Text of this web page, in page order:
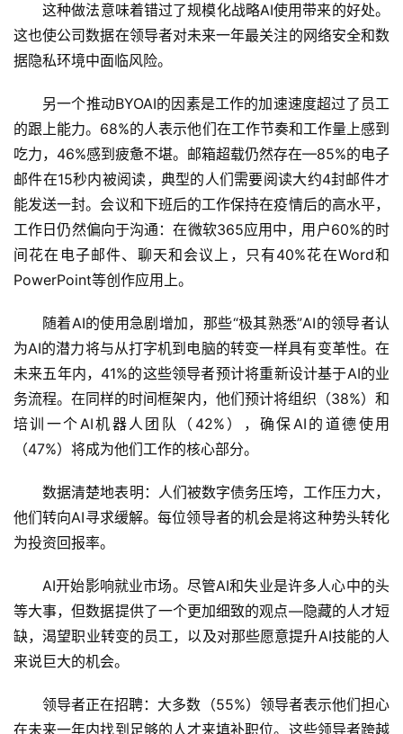
A
I
开
目
这种做法意味着错过了规模化战略AI使用带来的好处。
这也使公司数据在领导者对未来一年最关注的网络安全和数
据隐私环境中面临风险。
另一个推动BYOAI的因素是工作的加速速度超过了员工
的跟上能力。68%的人表示他们在工作节奏和工作量上感到
吃力，46%感到疲惫不堪。邮箱超载仍然存在—85%的电子
邮件在15秒内被阅读，典型的人们需要阅读大约4封邮件才
能发送一封。会议和下班后的工作保持在疫情后的高水平，
工作日仍然偏向于沟通：在微软365应用中，用户60%的时
间花在电子邮件、聊天和会议上，只有40%花在Word和
PowerPoint等创作应用上。
随着AI的使用急剧增加，那些“极其熟悉”AI的领导者认
为AI的潜力将与从打字机到电脑的转变一样具有变革性。在
未来五年内，41%的这些领导者预计将重新设计基于AI的业
务流程。在同样的时间框架内，他们预计将组织（38%）和
培训一个AI机器人团队（42%），确保AI的道德使用
（47%）将成为他们工作的核心部分。
数据清楚地表明：人们被数字债务压垮，工作压力大，
他们转向AI寻求缓解。每位领导者的机会是将这种势头转化
为投资回报率。
AI开始影响就业市场。尽管AI和失业是许多人心中的头
等大事，但数据提供了一个更加细致的观点—隐藏的人才短
缺，渴望职业转变的员工，以及对那些愿意提升AI技能的人
来说巨大的机会。
领导者正在招聘：大多数（55%）领导者表示他们担心
在未来一年内找到足够的人才来填补职位。这些领导者跨越